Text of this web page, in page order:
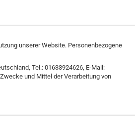
unserer Website. Personenbezogene
Tel.: 01633924626, E-Mail:
und Mittel der Verarbeitung von